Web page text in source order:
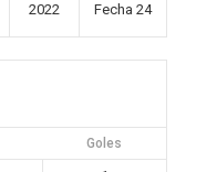
2022 Fecha 24
Goles